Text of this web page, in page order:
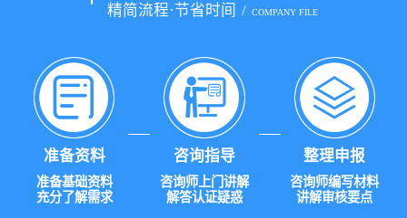
精简流程·节省时间 / COMPANY FILE
准备资料
准备基础资料
充分了解需求
咨询指导
咨询师上门讲解
解答认证疑惑
整理申报
咨询师编写材料
讲解审核要点